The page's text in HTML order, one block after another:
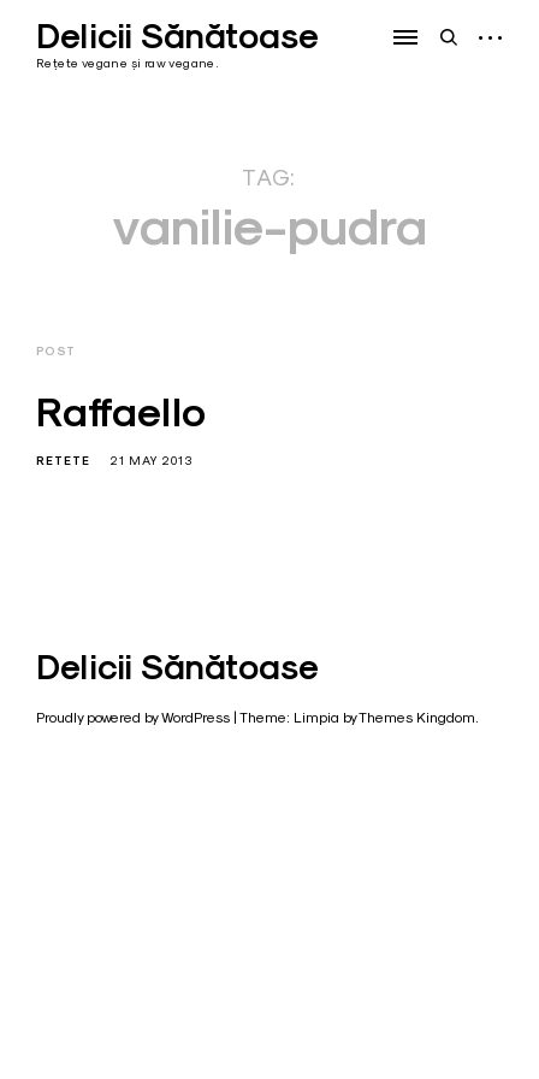
contentDelicii Sănătoase
Rețete vegane și raw vegane.
openopen
TAG:
vanilie-pudra
POST
Raffaello
RETETE 21 MAY 2013
Delicii Sănătoase
Proudly powered by WordPress | Theme: Limpia byThemes Kingdom